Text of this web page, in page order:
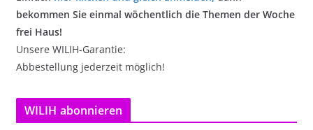
bekommen Sie einmal wöchentlich die Themen der Woche
frei Haus!
Unsere WILIH-Garantie:
Abbestellung jederzeit möglich!
WILIH abonnieren